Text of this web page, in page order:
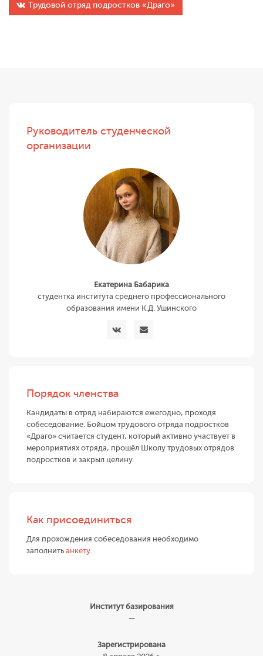
Трудовой отряд подростков «Драго»
Руководитель студенческой
организации
Екатерина Бабарика
студентка института среднего профессионального
образования имени К.Д. Ушинского
Порядок членства
Кандидаты в отряд набираются ежегодно, проходя
собеседование. Бойцом трудового отряда подростков
«Драго» считается студент, который активно участвует в
мероприятиях отряда, прошёл Школу трудовых отрядов
подростков и закрыл целину.
Как присоединиться
Для прохождения собеседования необходимо
заполнить анкету.
Институт базирования
—
Зарегистрирована